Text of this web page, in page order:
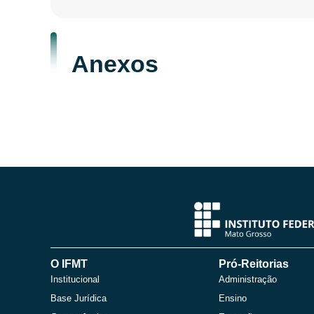
Anexos
O IFMT
Institucional
Base Jurídica
Pró-Reitorias
Administração
Ensino